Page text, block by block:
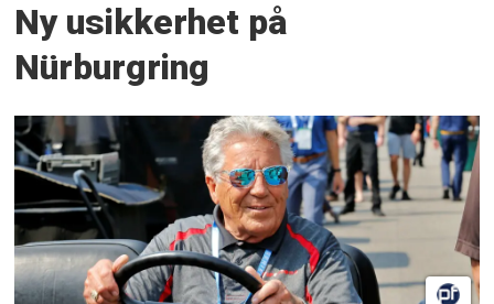
Ny usikkerhet på
Nürburgring